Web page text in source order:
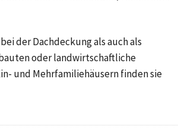
der Dachdeckung als auch als
oder landwirtschaftliche
und Mehrfamiliehäusern finden sie